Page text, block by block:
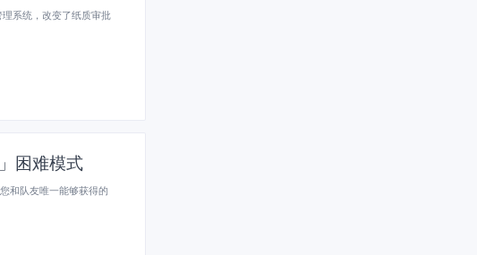
系统，改变了纸质审批
困难模式
和队友唯一能够获得的